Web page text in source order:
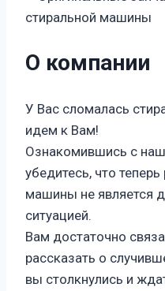
О компании
У Вас сломалась
идем к Вам!
Ознакомившись с
убедитесь, что
машины не является
ситуацией.
Вам достаточно
рассказать о
вы столкнулись и